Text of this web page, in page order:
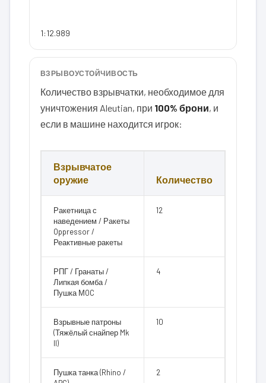
1:12.989
ВЗРЫВОУСТОЙЧИВОСТЬ
Количество взрывчатки, необходимое для
уничтожения Aleutian, при 100% брони, и
если в машине находится игрок:
Взрывчатое
оружие
Количество
Ракетница с
наведением / Ракеты
Oppressor /
Реактивные ракеты
12
РПГ / Гранаты /
Липкая бомба /
Пушка МOC
4
Взрывные патроны
(Тяжёлый снайпер Mk
II)
10
Пушка танка (Rhino /
2